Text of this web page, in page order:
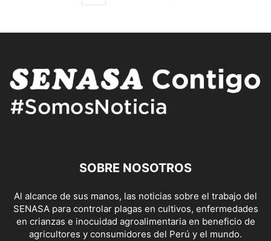
SOBRE NOSOTROS
Al alcance de sus manos, las noticias sobre el trabajo del
SENASA para controlar plagas en cultivos, enfermedades
en crianzas e inocuidad agroalimentaria en beneficio de
agricultores y consumidores del Perú y el mundo.